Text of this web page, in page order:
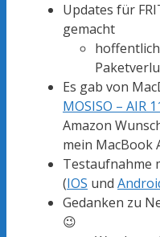
Updates für
gemacht
Es gab von
MOSISO – AIR
Amazon
mein MacBook
Testaufnahme
(IOS und
Gedanken zu
😉